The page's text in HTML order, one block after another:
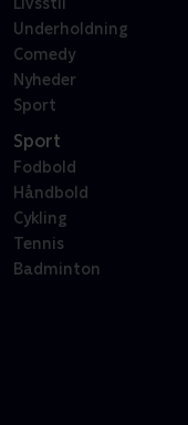
Underholdning
Comedy
Nyheder
Sport
Sport
Fodbold
Håndbold
Cykling
Tennis
Badminton